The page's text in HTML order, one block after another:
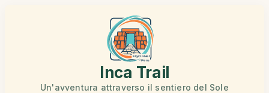
Inca Trail
Un'avventura attraverso il sentiero del Sole